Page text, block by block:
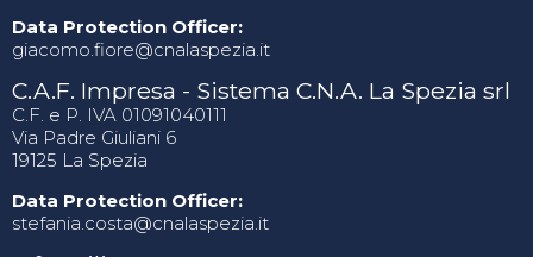
Data Protection Officer:
giacomo.fiore@cnalaspezia.it
C.A.F. Impresa - Sistema C.N.A. La Spezia srl
C.F. e P. IVA 01091040111
Via Padre Giuliani 6
19125 La Spezia
Data Protection Officer:
stefania.costa@cnalaspezia.it